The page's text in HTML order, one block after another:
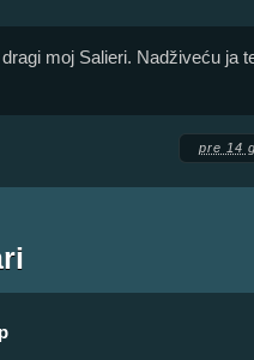
moj Salieri. Nadživeću ja
pre 14